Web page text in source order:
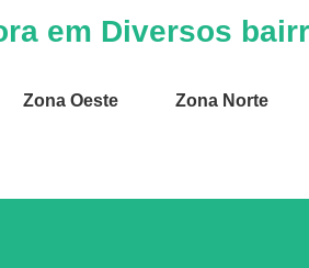
em Diversos
Zona Oeste Zona Norte